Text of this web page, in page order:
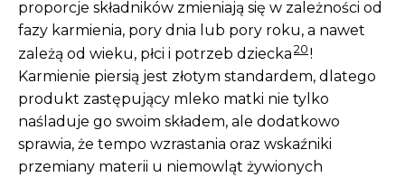
proporcje składników zmieniają się w zależności od
fazy karmienia, pory dnia lub pory roku, a nawet
zależą od wieku, płci i potrzeb dziecka20!
Karmienie piersią jest złotym standardem, dlatego
produkt zastępujący mleko matki nie tylko
naśladuje go swoim składem, ale dodatkowo
sprawia, że tempo wzrastania oraz wskaźniki
przemiany materii u niemowląt żywionych